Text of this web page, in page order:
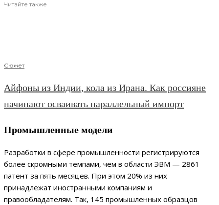
Читайте также
Сюжет
Айфоны из Индии, кола из Ирана. Как россияне
начинают осваивать параллельный импорт
Промышленные модели
Разработки в сфере промышленности регистрируются
более скромными темпами, чем в области ЭВМ — 2861
патент за пять месяцев. При этом 20% из них
принадлежат иностранными компаниям и
правообладателям. Так, 145 промышленных образцов